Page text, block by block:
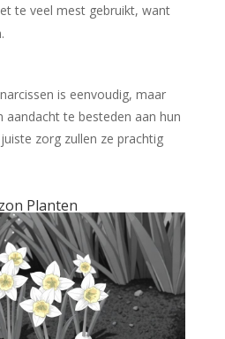
te veel mest gebruikt, want
is eenvoudig, maar
aandacht te besteden aan hun
zorg zullen ze prachtig
Planten